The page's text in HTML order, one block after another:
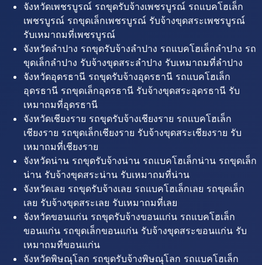
จังหวัดเพชรบูรณ์ รถขุดรับจ้างเพชรบูรณ์ รถแบคโฮเล็ก
เพชรบูรณ์ รถขุดเล็กเพชรบูรณ์ รับจ้างขุดสระเพชรบูรณ์
รับเหมาถมที่เพชรบูรณ์
จังหวัดลำปาง รถขุดรับจ้างลำปาง รถแบคโฮเล็กลำปาง รถ
ขุดเล็กลำปาง รับจ้างขุดสระลำปาง รับเหมาถมที่ลำปาง
จังหวัดอุดรธานี รถขุดรับจ้างอุดรธานี รถแบคโฮเล็ก
อุดรธานี รถขุดเล็กอุดรธานี รับจ้างขุดสระอุดรธานี รับ
เหมาถมที่อุดรธานี
จังหวัดเชียงราย รถขุดรับจ้างเชียงราย รถแบคโฮเล็ก
เชียงราย รถขุดเล็กเชียงราย รับจ้างขุดสระเชียงราย รับ
เหมาถมที่เชียงราย
จังหวัดน่าน รถขุดรับจ้างน่าน รถแบคโฮเล็กน่าน รถขุดเล็ก
น่าน รับจ้างขุดสระน่าน รับเหมาถมที่น่าน
จังหวัดเลย รถขุดรับจ้างเลย รถแบคโฮเล็กเลย รถขุดเล็ก
เลย รับจ้างขุดสระเลย รับเหมาถมที่เลย
จังหวัดขอนแก่น รถขุดรับจ้างขอนแก่น รถแบคโฮเล็ก
ขอนแก่น รถขุดเล็กขอนแก่น รับจ้างขุดสระขอนแก่น รับ
เหมาถมที่ขอนแก่น
จังหวัดพิษณุโลก รถขุดรับจ้างพิษณุโลก รถแบคโฮเล็ก